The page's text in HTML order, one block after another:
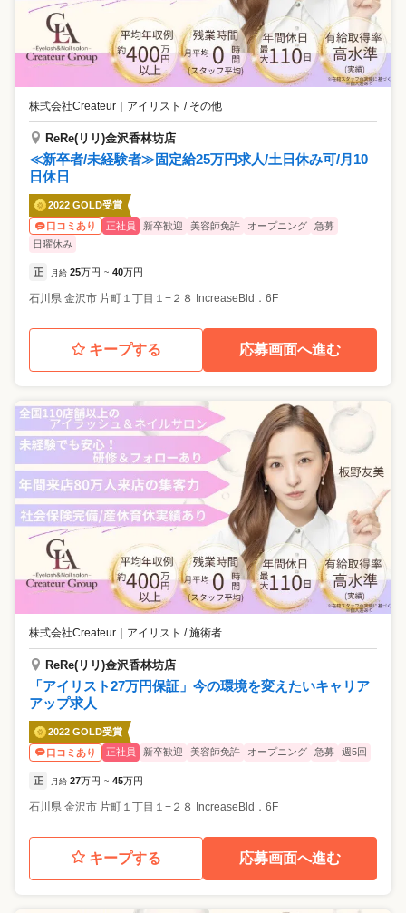
株式会社Createur アイリスト / その他
ReRe(リリ)金沢香林坊店
≪新卒者/未経験者≫固定給25万円求人/土日休み可/月10
日休日
2022 GOLD受賞
口コミあり
正社員 新卒歓迎 美容師免許 オープニング
急募
日曜休み
正 月給 25万円 ~ 40万円
石川県 金沢市 片町１丁目１−２８ IncreaseBld．6F
キープする 応募画面へ進む
株式会社Createur ｜ アイリスト / 施術者
ReRe(リリ)金沢香林坊店
「アイリスト27万円保証」今の環境を変えたいキャリア
アップ求人
2022 GOLD受賞
口コミあり
正社員 新卒歓迎 美容師免許 オープニング 急募 週5回
正 月給 27万円 ~ 45万円
石川県 金沢市 片町１丁目１−２８ IncreaseBld．6F
キープする 応募画面へ進む